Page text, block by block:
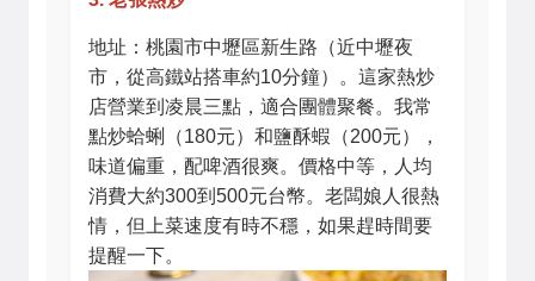
地址：桃園市中壢區新生路（近中壢夜
市，從高鐵站搭車約10分鐘）。這家熱炒
店營業到凌晨三點，適合團體聚餐。我常
點炒蛤蜊（180元）和鹽酥蝦（200元），
味道偏重，配啤酒很爽。價格中等，人均
消費大約300到500元台幣。老闆娘人很熱
情，但上菜速度有時不穩，如果趕時間要
提醒一下。